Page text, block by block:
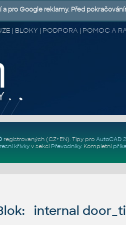
| BLOKY | PODPORA | POMOC A
registrovaných (CZ+EN). Tipy pro AutoCAD
křivkyv sekci Převodníky. Kompletní
internal
pro Google reklamy. Před